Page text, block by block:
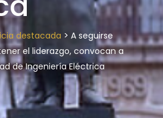
destacada > A seguirse
el liderazgo, convocan a
de Ingeniería Eléctrica